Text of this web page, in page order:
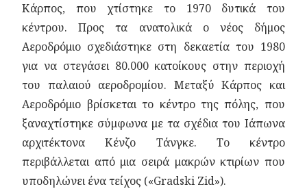
Κάρπος, που χτίστηκε το 1970 δυτικά του
κέντρου. Προς τα ανατολικά ο νέος δήμος
Αεροδρόμιο σχεδιάστηκε στη δεκαετία του 1980
για να στεγάσει 80.000 κατοίκους στην περιοχή
του παλαιού αεροδρομίου. Μεταξύ Κάρπος και
Αεροδρόμιο βρίσκεται το κέντρο της πόλης, που
ξαναχτίστηκε σύμφωνα με τα σχέδια του Ιάπωνα
αρχιτέκτονα Κένζο Τάνγκε. Το κέντρο
περιβάλλεται από μια σειρά μακρών κτιρίων που
υποδηλώνει ένα τείχος («Gradski Zid»).